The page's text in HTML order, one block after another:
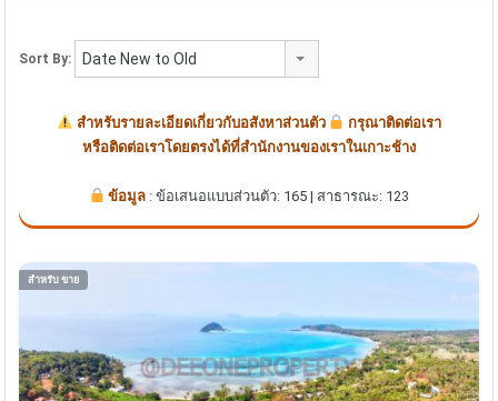
Sort By: Date New to Old
สำหรับรายละเอียดเกี่ยวกับอสังหาส่วนตัว
กรุณาติดต่อเรา
หรือติดต่อเราโดยตรงได้ที่สำนักงานของเราในเกาะช้าง
ข้อมูล : ข้อเสนอแบบส่วนตัว: 165 | สาธารณะ: 123
สำหรับ ขาย